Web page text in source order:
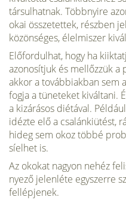
társulhatnak. Többnyire
okai összetettek, részben
közönséges, élelmi­szer
Előfordulhat, hogy ha
azonosítjuk és mellőzzük
akkor a továbbiakban sem
fogja a tüneteket kiváltani.
a kizárásos diétával.
idézte elő a csalánkiütést,
hideg sem okoz többé
síelhet is.
Az okokat nagyon nehéz
nyező jelenléte egyszerre
fel­lépjenek.